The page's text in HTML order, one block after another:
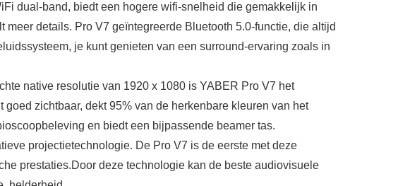
dual-band, biedt een hogere wifi-snelheid die gemakkelijk in
details. Pro V7 geïntegreerde Bluetooth 5.0-functie, die altijd
je kunt genieten van een surround-ervaring zoals in
native resolutie van 1920 x 1080 is YABER Pro V7 het
zichtbaar, dekt 95% van de herkenbare kleuren van het
en biedt een bijpassende beamer tas.
projectietechnologie. De Pro V7 is de eerste met deze
prestaties.Door deze technologie kan de beste audiovisuele